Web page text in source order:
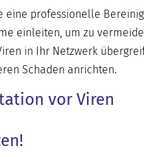
eine professionelle
einleiten, um zu
in Ihr Netzwerk
Schaden anrichten.
vor Viren